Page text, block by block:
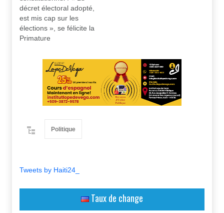
décret électoral adopté,
est mis cap sur les
élections », se félicite la
Primature
Politique
Tweets by Haiti24_
Taux de change